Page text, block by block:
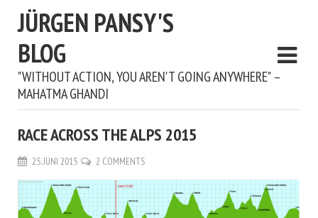
JÜRGEN PANSY'S
BLOG
"WITHOUT ACTION, YOU AREN'T GOING ANYWHERE" –
MAHATMA GHANDI
RACE ACROSS THE ALPS 2015
25. JUNI 2015 2 COMMENTS